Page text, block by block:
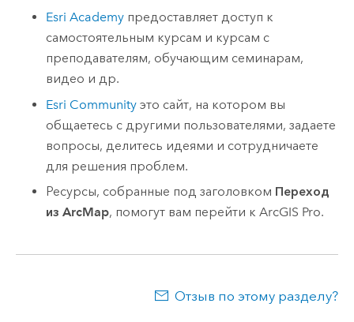
Esri Academy предоставляет доступ к
самостоятельным курсам и курсам с
преподавателям, обучающим семинарам,
видео и др.
Esri Community это сайт, на котором вы
общаетесь с другими пользователями, задаете
вопросы, делитесь идеями и сотрудничаете
для решения проблем.
Ресурсы, собранные под заголовком Переход
из ArcMap, помогут вам перейти кArcGIS Pro.
Отзыв по этому разделу?